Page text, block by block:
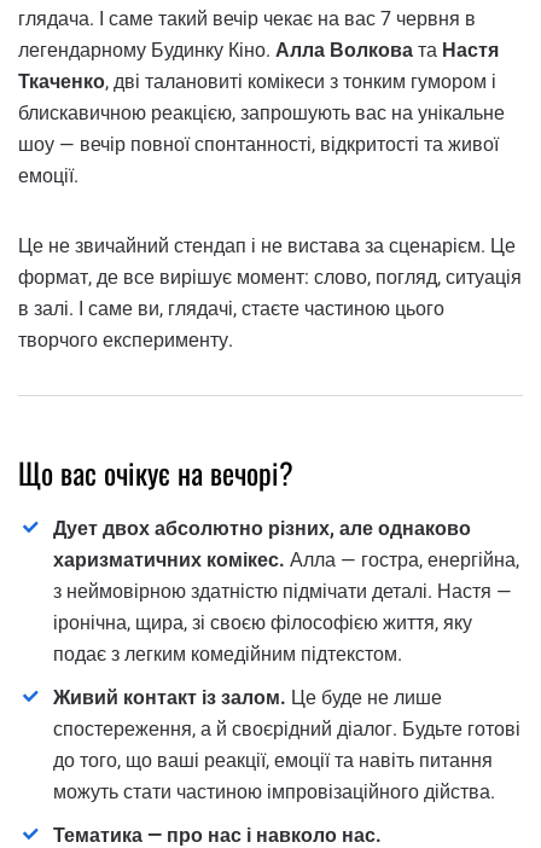
глядача. І саме такий вечір чекає на вас 7 червня в
легендарному Будинку Кіно. Алла Волкова та Настя
Ткаченко, дві талановиті комікеси з тонким гумором і
блискавичною реакцією, запрошують вас на унікальне
шоу — вечір повної спонтанності, відкритості та живої
емоції.
Це не звичайний стендап і не вистава за сценарієм. Це
формат, де все вирішує момент: слово, погляд, ситуація
в залі. І саме ви, глядачі, стаєте частиною цього
творчого експерименту.
Що вас очікує на вечорі?
Дует двох абсолютно різних, але однаково
харизматичних комікес. Алла — гостра, енергійна,
з неймовірною здатністю підмічати деталі. Настя —
іронічна, щира, зі своєю філософією життя, яку
подає з легким комедійним підтекстом.
Живий контакт із залом. Це буде не лише
спостереження, а й своєрідний діалог. Будьте готові
до того, що ваші реакції, емоції та навіть питання
можуть стати частиною імпровізаційного дійства.
Тематика — про нас і навколо нас.